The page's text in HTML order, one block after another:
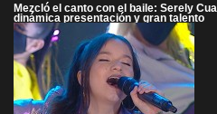
Mezcló el canto con el baile: Serely
dinámica presentación y gran talento